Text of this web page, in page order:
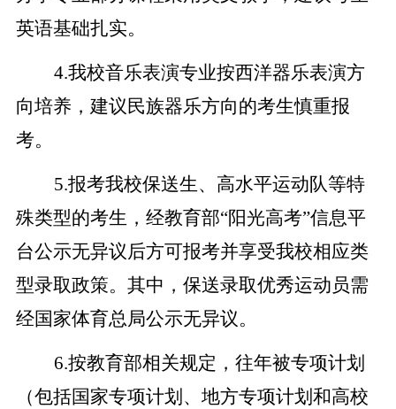
英语基础扎实。
4.我校音乐表演专业按西洋器乐表演方
向培养，建议民族器乐方向的考生慎重报
考。
5.报考我校保送生、高水平运动队等特
殊类型的考生，经教育部“阳光高考”信息平
台公示无异议后方可报考并享受我校相应类
型录取政策。其中，保送录取优秀运动员需
经国家体育总局公示无异议。
6.按教育部相关规定， 往年被专项计划
（包括国家专项计划、地方专项计划和高校